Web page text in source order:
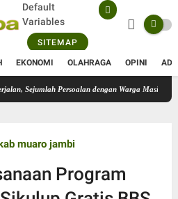
Default
Variables
SITEMAP
EKONOMI OLAHRAGA OPINI
Persoalan dengan Warga Masih Menunggu
muaro jambi
Program